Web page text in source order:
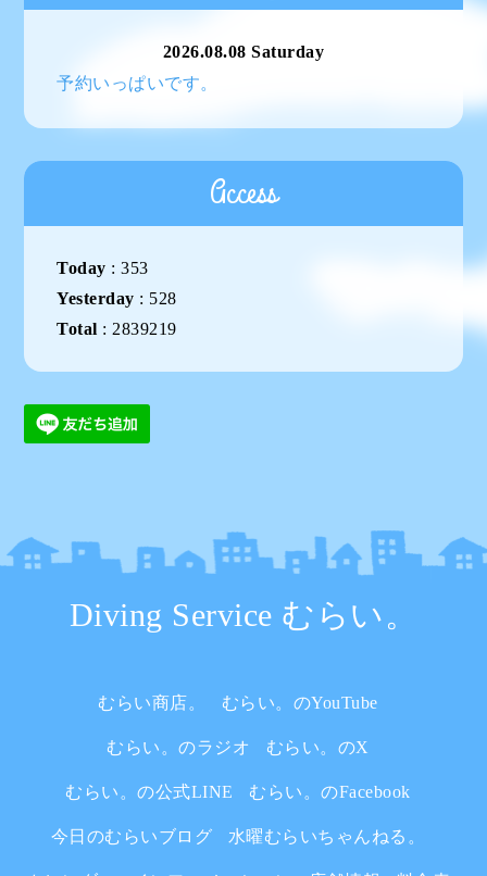
2026.08.08 Saturday
予約いっぱいです。
Access
Today :353
Yesterday : 528
Total : 2839219
Diving Service むらい。
むらい商店。 むらい。のYouTube
むらい。のラジオ むらい。のX
むらい。の公式LINE むらい。のFacebook
今日のむらいブログ 水曜むらいちゃんねる。